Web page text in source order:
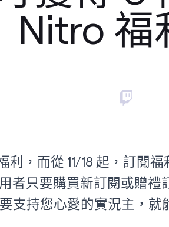
Nitro 福
，而從 11/18 起，訂閱福
者只要購買新訂閱或贈禮
支持您心愛的實況主，就